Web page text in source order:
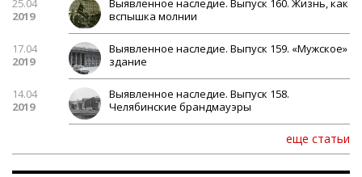
25.04
2019
Выявленное наследие. Выпуск 160. Жизнь, как
вспышка молнии
17.04
2019
Выявленное наследие. Выпуск 159. «Мужское»
здание
14.04
2019
Выявленное наследие. Выпуск 158.
Челябинские брандмауэры
еще статьи